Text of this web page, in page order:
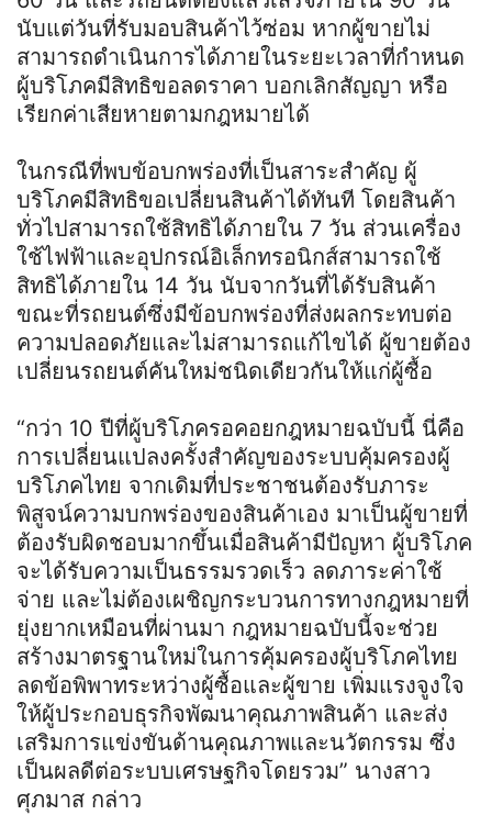
นับแต่วันที่รับมอบสินค้าไว้ซ่อม หากผู้ขายไม่
สามารถดำเนินการได้ภายในระยะเวลาที่กำหนด
ผู้บริโภคมีสิทธิขอลดราคา บอกเลิกสัญญา หรือ
เรียกค่าเสียหายตามกฎหมายได้
ในกรณีที่พบข้อบกพร่องที่เป็นสาระสำคัญ ผู้
บริโภคมีสิทธิขอเปลี่ยนสินค้าได้ทันที โดยสินค้า
ทั่วไปสามารถใช้สิทธิได้ภายใน 7 วัน ส่วนเครื่อง
ใช้ไฟฟ้าและอุปกรณ์อิเล็กทรอนิกส์สามารถใช้
สิทธิได้ภายใน 14 วัน นับจากวันที่ได้รับสินค้า
ขณะที่รถยนต์ซึ่งมีข้อบกพร่องที่ส่งผลกระทบต่อ
ความปลอดภัยและไม่สามารถแก้ไขได้ ผู้ขายต้อง
เปลี่ยนรถยนต์คันใหม่ชนิดเดียวกันให้แก่ผู้ซื้อ
“กว่า 10 ปีที่ผู้บริโภครอคอยกฎหมายฉบับนี้ นี่คือ
การเปลี่ยนแปลงครั้งสำคัญของระบบคุ้มครองผู้
บริโภคไทย จากเดิมที่ประชาชนต้องรับภาระ
พิสูจน์ความบกพร่องของสินค้าเอง มาเป็นผู้ขายที่
ต้องรับผิดชอบมากขึ้นเมื่อสินค้ามีปัญหา ผู้บริโภค
จะได้รับความเป็นธรรมรวดเร็ว ลดภาระค่าใช้
จ่าย และไม่ต้องเผชิญกระบวนการทางกฎหมายที่
ยุ่งยากเหมือนที่ผ่านมา กฎหมายฉบับนี้จะช่วย
สร้างมาตรฐานใหม่ในการคุ้มครองผู้บริโภคไทย
ลดข้อพิพาทระหว่างผู้ซื้อและผู้ขาย เพิ่มแรงจูงใจ
ให้ผู้ประกอบธุรกิจพัฒนาคุณภาพสินค้า และส่ง
เสริมการแข่งขันด้านคุณภาพและนวัตกรรม ซึ่ง
เป็นผลดีต่อระบบเศรษฐกิจโดยรวม” นางสาว
ศุภมาส กล่าว